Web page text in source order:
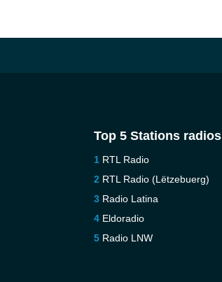
Top 5 Stations radios
RTL Radio
RTL Radio (Lëtzebuerg)
Radio Latina
Eldoradio
Radio LNW